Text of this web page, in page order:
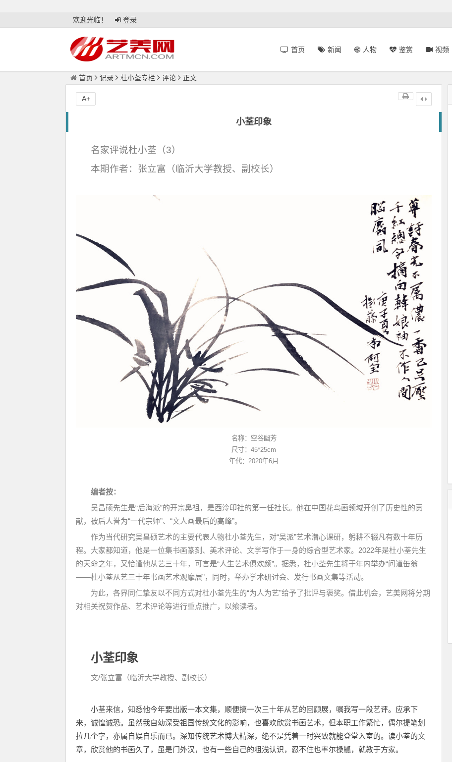
欢迎光临！ 登录
首页 新闻 人物 鉴赏 视频
首页 记录 杜小荃专栏 评论 正文
小荃印象
名家评说杜小荃（3）
本期作者：张立富（临沂大学教授、副校长）
名称：空谷幽芳
尺寸：45*25cm
年代：2020年6月
编者按：
吴昌硕先生是“后海派”的开宗鼻祖，是西泠印社的第一任社长。他在中国花鸟画领域开创了历史性的贡
献，被后人誉为“一代宗师”、“文人画最后的高峰”。
作为当代研究吴昌硕艺术的主要代表人物杜小荃先生，对“吴派”艺术潜心课研，躬耕不辍凡有数十年历
程。大家都知道，他是一位集书画篆刻、美术评论、文学写作于一身的综合型艺术家。2022年是杜小荃先生
的天命之年，又恰逢他从艺三十年，可言是“人生艺术俱欢颜”。据悉，杜小荃先生将于年内举办“问道缶翁
——杜小荃从艺三十年书画艺术观摩展”，同时，举办学术研讨会、发行书画文集等活动。
为此，各界同仁挚友以不同方式对杜小荃先生的“为人为艺”给予了批评与褒奖。借此机会，艺美网将分期
对相关祝贺作品、艺术评论等进行重点推广，以飨读者。
小荃印象
文/张立富（临沂大学教授、副校长）
小荃来信，知悉他今年要出版一本文集，顺便搞一次三十年从艺的回顾展，嘱我写一段艺评。应承下
来，诚惶诚恐。虽然我自幼深受祖国传统文化的影响，也喜欢欣赏书画艺术，但本职工作繁忙，偶尔提笔划
拉几个字，亦属自娱自乐而已。深知传统艺术博大精深，绝不是凭着一时兴致就能登堂入室的。读小荃的文
章，欣赏他的书画久了，虽是门外汉，也有一些自己的粗浅认识，忍不住也率尔操觚，就教于方家。
A+